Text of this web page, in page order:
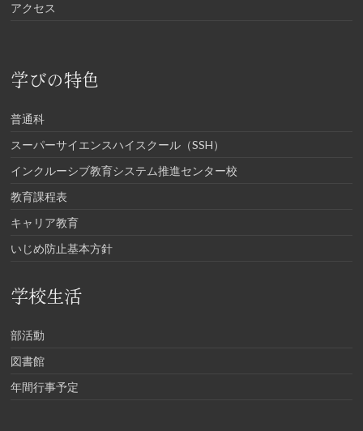
アクセス
学びの特色
普通科
スーパーサイエンスハイスクール（SSH）
インクルーシブ教育システム推進センター校
教育課程表
キャリア教育
いじめ防止基本方針
学校生活
部活動
図書館
年間行事予定